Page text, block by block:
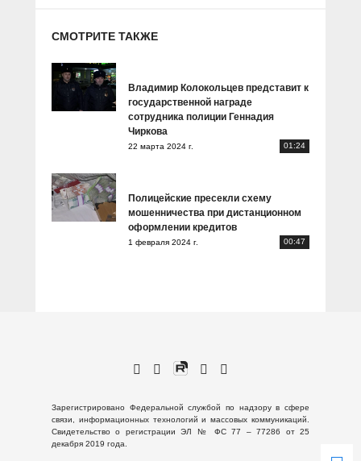
СМОТРИТЕ ТАКЖЕ
Владимир Колокольцев представит к
государственной награде
сотрудника полиции Геннадия
Чиркова
22 марта 2024 г. 01:24
Полицейские пресекли схему
мошенничества при дистанционном
оформлении кредитов
1 февраля 2024 г. 00:47
Зарегистрировано Федеральной службой по надзору в сфере
связи, информационных технологий и массовых коммуникаций.
Свидетельство о регистрации ЭЛ № ФС 77 – 77286 от 25
декабря 2019 года.